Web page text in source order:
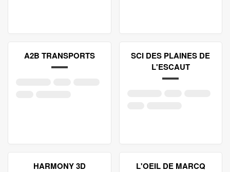
A2B TRANSPORTS
SCI DES PLAINES DE
L'ESCAUT
HARMONY 3D L'OEIL DE MARCQ